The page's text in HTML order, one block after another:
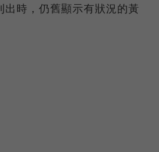
出時，仍舊顯示有狀況的黃